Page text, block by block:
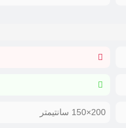
200×150 سانتیمتر